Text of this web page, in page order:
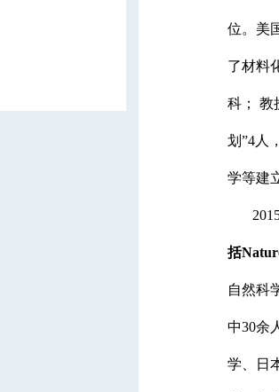
位。美
了材料
科； 教
划”4人
学等建
括
自然科
中30余
学、日